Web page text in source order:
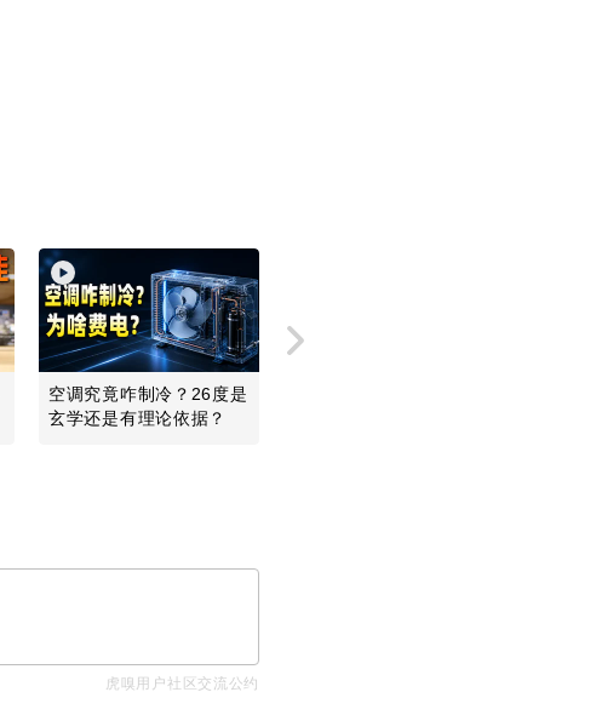
空调究竟咋制冷？26度是
玄学还是有理论依据？
虎嗅用户社区交流公约